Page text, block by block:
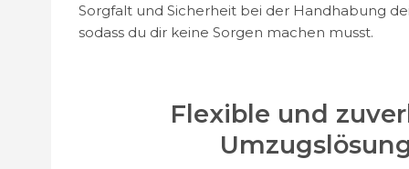
Sorgfalt und Sicherheit bei der Handhabung
sodass du dir keine Sorgen machen musst.
Flexible und